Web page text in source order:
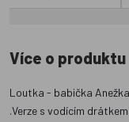
Více o produktu
Loutka - babička
.Verze s vodícím